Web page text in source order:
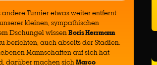
Turnier etwas weiter entfernt
kleinen, sympathischen
Dschungel wissenBoris Herrmann
berichten, auch abseits der Stadien.
Mannschaften auf sich hat
darüber machen sichMarco